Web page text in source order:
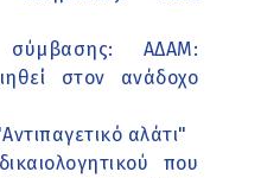
σύμβασης: ΑΔΑΜ:
στον ανάδοχο
αλάτι"
που